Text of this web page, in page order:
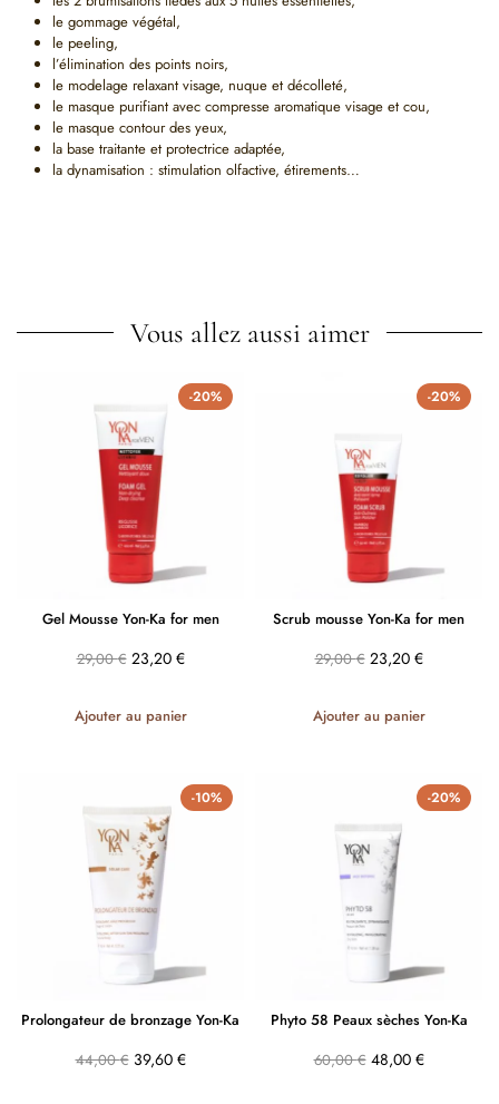
le gommage végétal,
le peeling,
l’élimination des points noirs,
le modelage relaxant visage, nuque et décolleté,
le masque purifiant avec compresse aromatique visage et cou,
le masque contour des yeux,
la base traitante et protectrice adaptée,
la dynamisation : stimulation olfactive, étirements…
Vous allez aussi aimer
-20%
Gel Mousse Yon-Ka for men
29,00€ 23,20 €
Ajouter au panier
-20%
Scrub mousse Yon-Ka for men
29,00€ 23,20 €
Ajouter au panier
-10%
Prolongateur de bronzage Yon-Ka
44,00€ 39,60 €
-20%
Phyto 58 Peaux sèches Yon-Ka
60,00€ 48,00 €